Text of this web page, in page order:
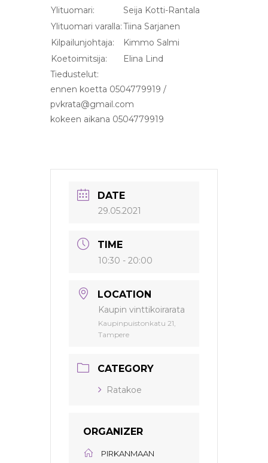
Ylituomari:
Seija Kotti-Rantala
Ylituomari varalla:Tiina Sarjanen
Kilpailunjohtaja:
Kimmo Salmi
Koetoimitsija:
Elina Lind
Tiedustelut:
ennen koetta 0504779919 /
pvkrata@gmail.com
kokeen aikana 0504779919
DATE
29.05.2021
TIME
10:30 - 20:00
LOCATION
Kaupin vinttikoirarata
Kaupinpuistonkatu 21,
Tampere
CATEGORY
Ratakoe
ORGANIZER
PIRKANMAAN